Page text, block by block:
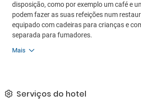
disposição, como por exemplo um café e
podem fazer as suas refeições num
equipado com cadeiras para crianças e
separada para fumadores.
Mais
Serviços do hotel